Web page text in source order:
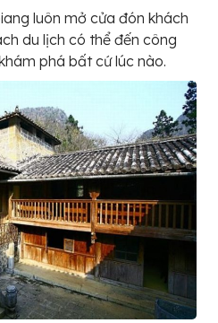
luôn mở cửa đón khách
du lịch có thể đến công
phá bất cứ lúc nào.